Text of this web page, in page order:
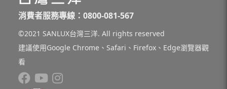
消費者服務專線：0800-081-567
©2021 SANLUX台灣三洋. All rights reserved
建議使用Google Chrome、Safari、Firefox、Edge瀏覽器觀
看